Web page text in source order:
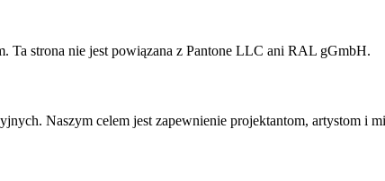
Ta strona nie jest powiązana z Pantone LLC ani RAL gGmbH.
Naszym celem jest zapewnienie projektantom, artystom i